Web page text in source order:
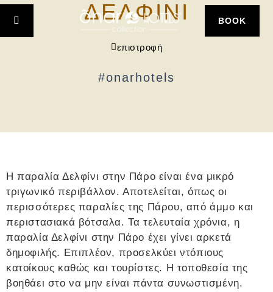
BOOK
ΔΕΛΦΙΝΙ
επιστροφή
#onarhotels
Η παραλία Δελφίνι στην Πάρο είναι ένα μικρό
τριγωνικό περιβάλλον. Αποτελείται, όπως οι
περισσότερες παραλίες της Πάρου, από άμμο και
περιστασιακά βότσαλα. Τα τελευταία χρόνια, η
παραλία Δελφίνι στην Πάρο έχει γίνει αρκετά
δημοφιλής. Επιπλέον, προσελκύει ντόπιους
κατοίκους καθώς και τουρίστες. Η τοποθεσία της
βοηθάει στο να μην είναι πάντα συνωστισμένη.